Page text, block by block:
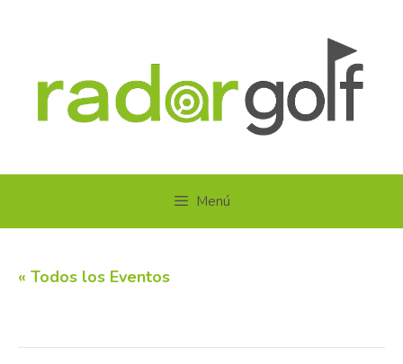
Menú
« Todos los Eventos